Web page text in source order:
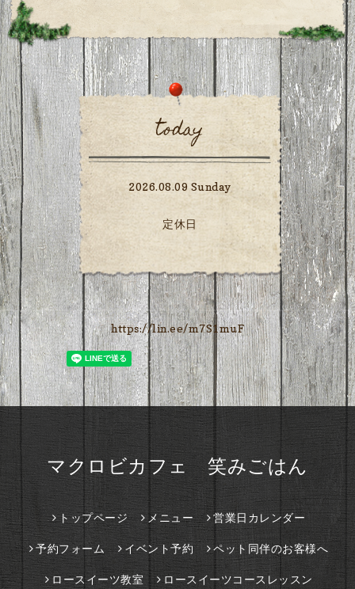
today
2026.08.09 Sunday
定休日
https://lin.ee/m7S1muF
マクロビカフェ 笑みごはん
トップページ メニュー 営業日カレンダー
予約フォーム イベント予約 ペット同伴のお客様へ
ロースイーツ教室 ロースイーツコースレッスン